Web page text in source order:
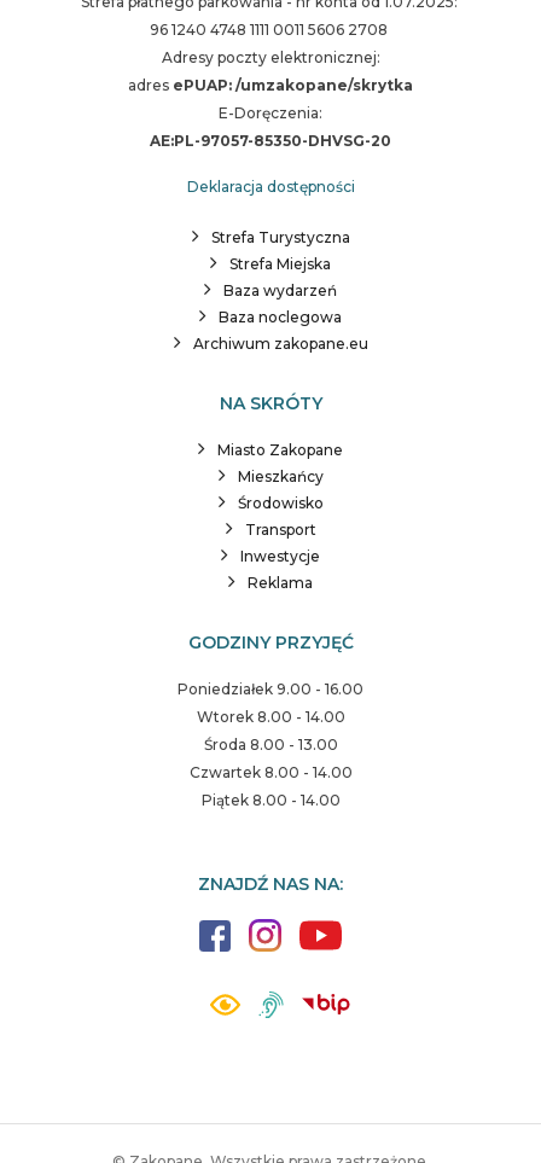
96 1240 4748 1111 0011 5606 2708
Adresy poczty elektronicznej:
adres ePUAP: /umzakopane/skrytka
E-Doręczenia:
AE:PL-97057-85350-DHVSG-20
Deklaracja dostępności
Strefa Turystyczna
Strefa Miejska
Baza wydarzeń
Baza noclegowa
Archiwum zakopane.eu
NA SKRÓTY
Miasto Zakopane
Mieszkańcy
Środowisko
Transport
Inwestycje
Reklama
GODZINY PRZYJĘĆ
Poniedziałek 9.00 - 16.00
Wtorek 8.00 - 14.00
Środa 8.00 - 13.00
Czwartek 8.00 - 14.00
Piątek 8.00 - 14.00
ZNAJDŹ NAS NA: